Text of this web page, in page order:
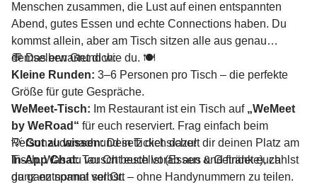
Menschen zusammen, die Lust auf einen entspannten
Abend, gutes Essen und echte Connections haben. Du
kommst allein, aber am Tisch sitzen alle aus genau
demselben Grund wie du. 🍽️
💬 Das erwartet dich:
Kleine Runden: 3–6 Personen pro Tisch – die perfekte
Größe für gute Gespräche.
WeMeet-Tisch: Im Restaurant ist ein Tisch auf „WeMeet
by WeRoad“ für euch reserviert. Frag einfach beim
Personal danach und setz dich dazu!
In-App Chat:Tauscht euch vorab aus und findet euch
ganz entspannt vor Ort – ohne Handynummern zu teilen.
💡Gut zu wissen:Dein Ticket sichert dir deinen Platz am
Tisch. Was du vor Ort bestellst (Essen & Getränke), zahlst
du ganz normal selbst.